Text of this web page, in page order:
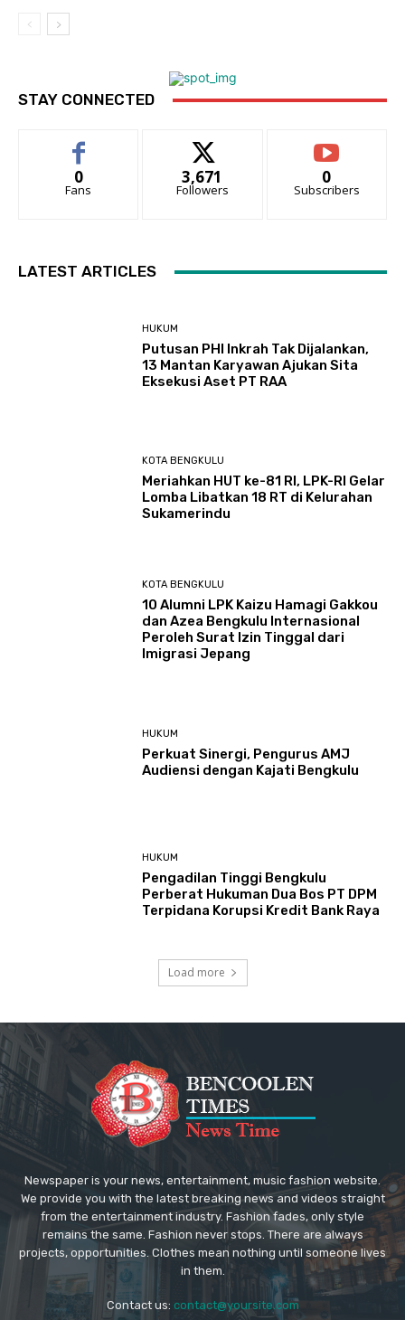
STAY CONNECTED
0
Fans
3,671
Followers
0
Subscribers
LATEST ARTICLES
HUKUM
Putusan PHI Inkrah Tak Dijalankan,
13 Mantan Karyawan Ajukan Sita
Eksekusi Aset PT RAA
KOTA BENGKULU
Meriahkan HUT ke-81 RI, LPK-RI Gelar
Lomba Libatkan 18 RT di Kelurahan
Sukamerindu
KOTA BENGKULU
‎10 Alumni LPK Kaizu Hamagi Gakkou
dan Azea Bengkulu Internasional
Peroleh Surat Izin Tinggal dari
Imigrasi Jepang
HUKUM
Perkuat Sinergi, Pengurus AMJ
Audiensi dengan Kajati Bengkulu
HUKUM
Pengadilan Tinggi Bengkulu
Perberat Hukuman Dua Bos PT DPM
Terpidana Korupsi Kredit Bank Raya
Load more
Newspaper is your news, entertainment, music fashion website.
We provide you with the latest breaking news and videos straight
from the entertainment industry. Fashion fades, only style
remains the same. Fashion never stops. There are always
projects, opportunities. Clothes mean nothing until someone lives
in them.
Contact us: contact@yoursite.com